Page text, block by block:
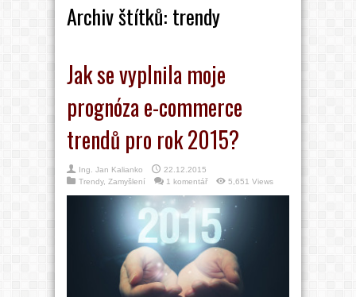
Archiv štítků: trendy
Jak se vyplnila moje
prognóza e-commerce
trendů pro rok 2015?
Ing. Jan Kalianko
22.12.2015
Trendy, Zamyšlení 1 komentář 5,651 Views